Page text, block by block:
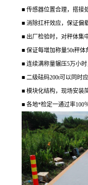
■ 传感器位置合理，搭接
■ 消除扛杆效应，保证偏
■ 出厂检验时，对秤体集
■ 保证每增加称量50t秤体
■ 连续满称量辗压5万小时
■ 二级砝码200t可以同时
■ 模块化结构，现场安装
■ 各地*检定一通过率100％